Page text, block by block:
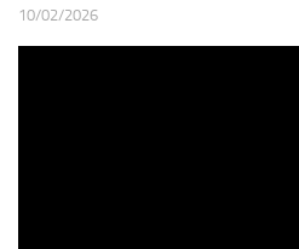
10/02/2026